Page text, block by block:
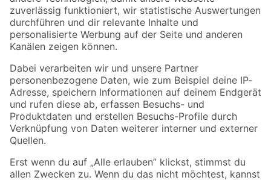
Zur Newsletter Anmeldung
Folge uns
Zahlungsarten Versandarten
Sicher einkaufen